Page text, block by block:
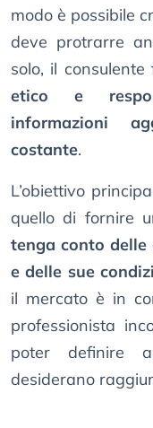
modo è possibile
deve protrarre
solo, il
etico e
informazioni
costante.
L’obiettivo
quello di fornire
tenga conto delle
e delle sue
il mercato è in
professionista
poter definire
desiderano